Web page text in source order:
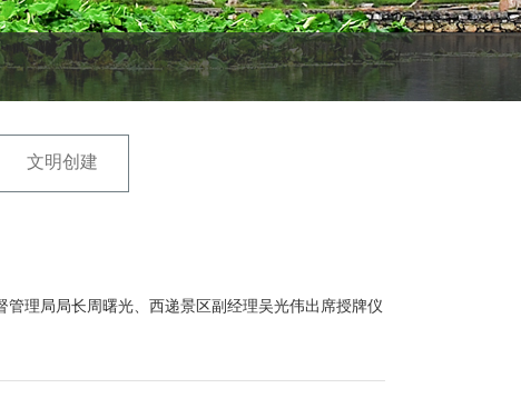
文明创建
理局局长周曙光、西递景区副经理吴光伟出席授牌仪